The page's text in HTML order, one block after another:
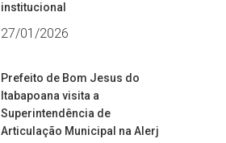
institucional
27/01/2026
Prefeito de Bom Jesus do
Itabapoana visita a
Superintendência de
Articulação Municipal na Alerj